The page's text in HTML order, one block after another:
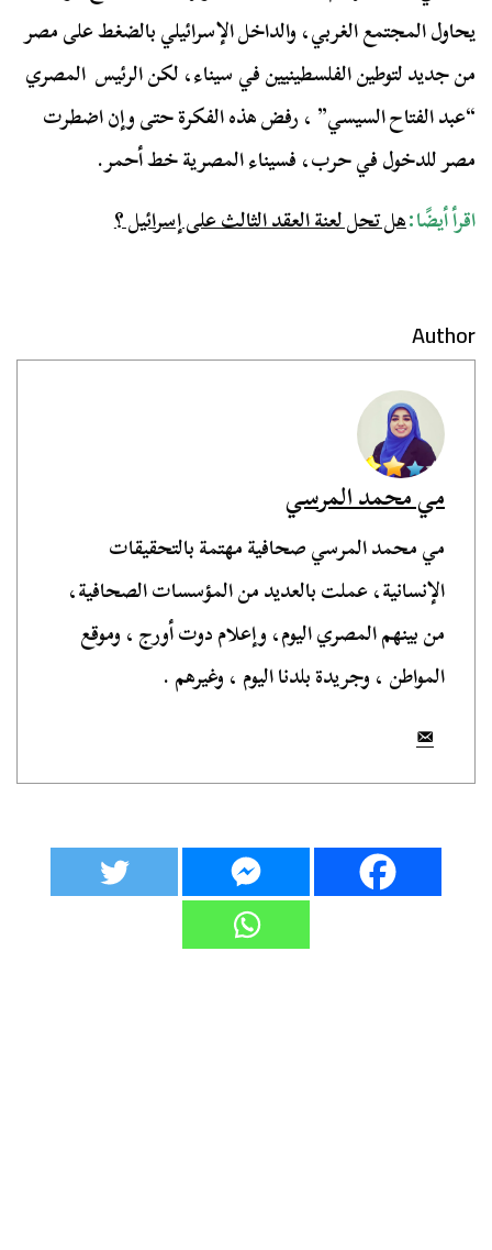
يحاول المجتمع الغربي، والداخل الإسرائيلي بالضغط على مصر
من جديد لتوطين الفلسطينيين في سيناء، لكن الرئيس المصري
“عبد الفتاح السيسي” ، رفض هذه الفكرة حتى وإن اضطرت
مصر للدخول في حرب، فسيناء المصرية خط أحمر.
اقرأ أيضًا:هل تحل لعنة العقد الثالث على إسرائيل ؟
Author
مي محمد المرسي
مي محمد المرسي صحافية مهتمة بالتحقيقات
الإنسانية، عملت بالعديد من المؤسسات الصحافية،
من بينهم المصري اليوم، وإعلام دوت أورج ، وموقع
المواطن ، وجريدة بلدنا اليوم ، وغيرهم .